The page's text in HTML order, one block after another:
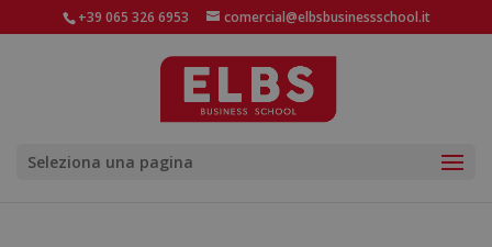
+39 065 326 6953 comercial@elbsbusinessschool.it
Seleziona una pagina